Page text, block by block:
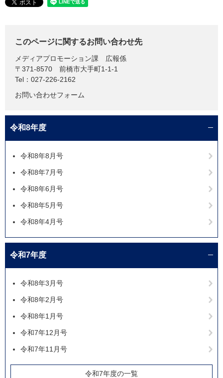
このページに関するお問い合わせ先
メディアプロモーション課
広報係
〒371-8570
前橋市大手町1-1-1
Tel：027-226-2162
お問い合わせフォーム
令和8年度
令和8年8月号
令和8年7月号
令和8年6月号
令和8年5月号
令和8年4月号
令和7年度
令和8年3月号
令和8年2月号
令和8年1月号
令和7年12月号
令和7年11月号
令和7年度の一覧